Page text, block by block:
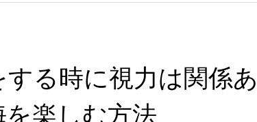
る時に視力は関係あ
楽しむ方法